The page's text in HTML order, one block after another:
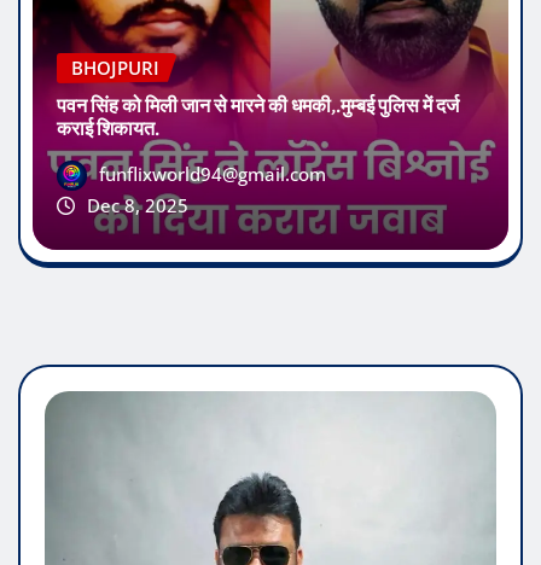
BHOJPURI
पवन सिंह को मिली जान से मारने की धमकी,.मुम्बई पुलिस में दर्ज
कराई शिकायत.
funflixworld94@gmail.com